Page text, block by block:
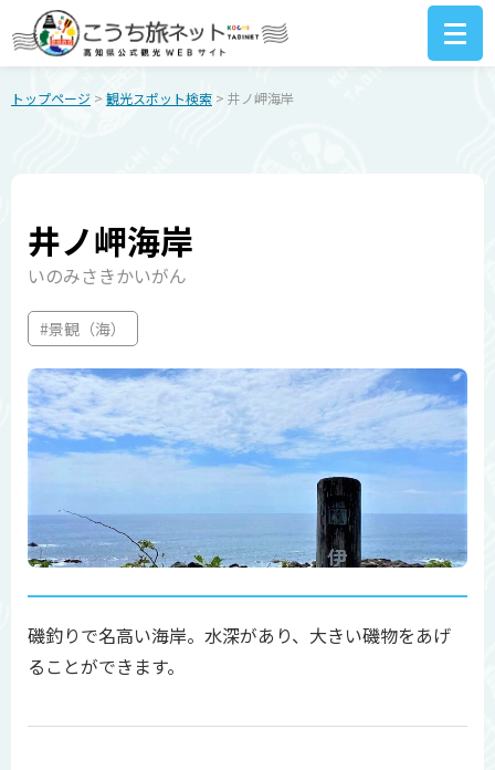
トップページ > 観光スポット検索 > 井ノ岬海岸
井ノ岬海岸
いのみさきかいがん
#景観（海）
磯釣りで名高い海岸。水深があり、大きい磯物をあげ
ることができます。